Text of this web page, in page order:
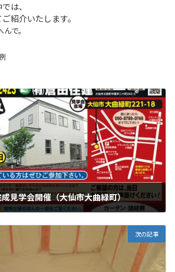
は、
紹介いたします。
で。
見学会開催（大仙市大曲緑町）
次の記事